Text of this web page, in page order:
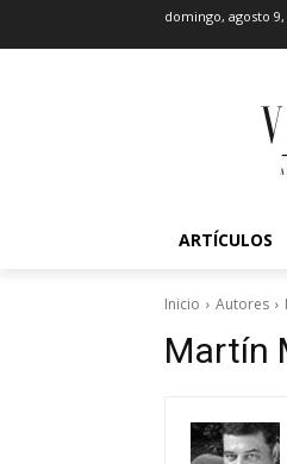
domingo, agosto 9,
ARTÍCULOS
Inicio Autores
Martín